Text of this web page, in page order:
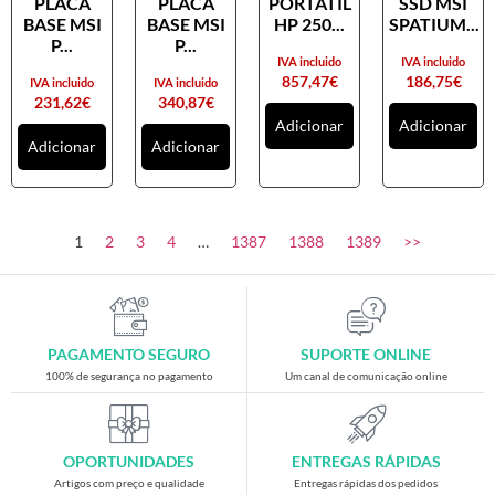
Placas gráficas
SAIS
Ventoínhas
Computadores
All-in-One
Gaming
Acessórios gaming
Cadeiras gaming
Merchandising
BASE MSI
P...
231,62€
IVA incluido
Adicionar
BASE MSI
P...
340,87€
IVA incluido
Adicionar
HP 250...
857,47€
IVA incluido
Adicionar
SPATIUM...
186,75€
IVA incluido
Adicionar
1 2 3 4 … 1387 1388 1389 >>
PAGAMENTO SEGURO
100% de segurança no pagamento
SUPORTE ONLINE
Um canal de comunicação online
OPORTUNIDADES
Artigos com preço e qualidade
ENTREGAS RÁPIDAS
Entregas rápidas dos pedidos